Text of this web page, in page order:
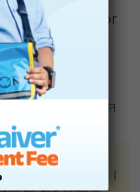
a love for
সঠিকভাবে
যা তাদেরকে অক্ষর ও
নতুন সংস্করণে কুমন
করা হয়েছে।
হয়, এরপর তারা
লাইনের মতো জটিল
ক্ষমতা বাড়ায়।